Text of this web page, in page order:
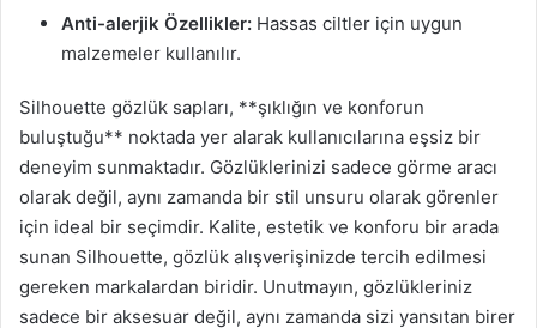
Anti-alerjik Özellikler: Hassas ciltler için uygun
malzemeler kullanılır.
Silhouette gözlük sapları, **şıklığın ve konforun
buluştuğu** noktada yer alarak kullanıcılarına eşsiz bir
deneyim sunmaktadır. Gözlüklerinizi sadece görme aracı
olarak değil, aynı zamanda bir stil unsuru olarak görenler
için ideal bir seçimdir. Kalite, estetik ve konforu bir arada
sunan Silhouette, gözlük alışverişinizde tercih edilmesi
gereken markalardan biridir. Unutmayın, gözlükleriniz
sadece bir aksesuar değil, aynı zamanda sizi yansıtan birer